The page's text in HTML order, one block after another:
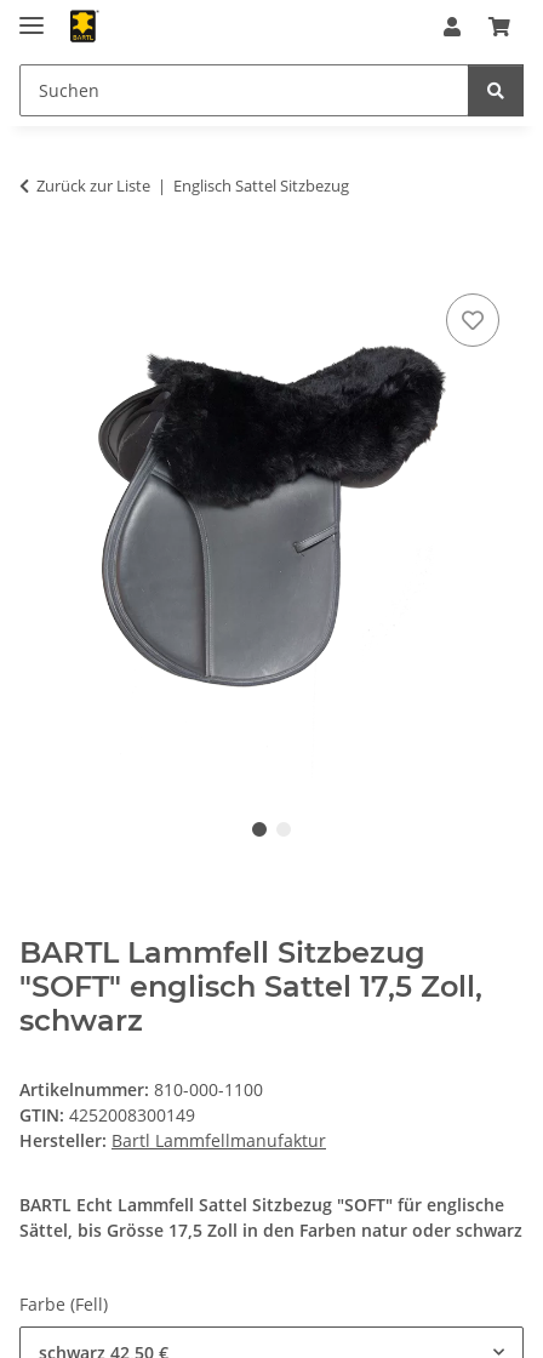
Zurück zur Liste Englisch Sattel Sitzbezug
BARTL Lammfell Sitzbezug
"SOFT" englisch Sattel 17,5 Zoll,
schwarz
Artikelnummer: 810-000-1100
GTIN: 4252008300149
Hersteller: Bartl Lammfellmanufaktur
BARTL Echt Lammfell Sattel Sitzbezug "SOFT" für englische
Sättel, bis Grösse 17,5 Zoll in den Farben natur oder schwarz
Farbe (Fell)
schwarz 42,50 €